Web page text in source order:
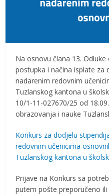
Na osnovu člana 13.
postupka i načina isplate za
nadarenim redovnim
Tuzlanskog kantona u
10/1-11-027670/25 od
obrazovanja i nauke
Konkurs za dodjelu
redovnim učenicima
Tuzlanskog kantona u
Prijave na Konkurs sa
putem pošte preporučeno